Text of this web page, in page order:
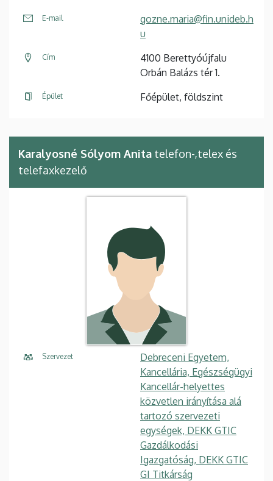
E-mail
gozne.maria@fin.unideb.h
u
Cím
4100 Berettyóújfalu
Orbán Balázs tér 1.
Épület Főépület, földszint
Karalyosné Sólyom Anita telefon-,telex és
telefaxkezelő
Szervezet
Debreceni Egyetem,
Kancellária, Egészségügyi
Kancellár-helyettes
közvetlen irányítása alá
tartozó szervezeti
egységek, DEKK GTIC
Gazdálkodási
Igazgatóság, DEKK GTIC
GI Titkárság